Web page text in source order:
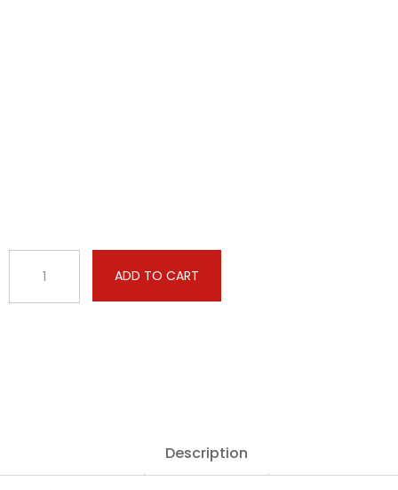
Maxxum
ADD TO CART
Description